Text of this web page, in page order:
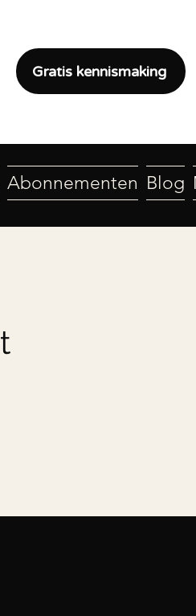
Gratis kennismaking
Abonnementen Blog